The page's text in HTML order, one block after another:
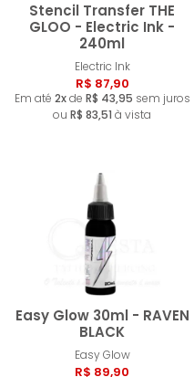
Stencil Transfer THE
GLOO - Electric Ink -
240ml
Electric Ink
R$ 87,90
Em até 2xde R$ 43,95 sem juros
ou R$ 83,51 à vista
Comprar
Easy Glow 30ml - RAVEN
BLACK
Easy Glow
R$ 89,90